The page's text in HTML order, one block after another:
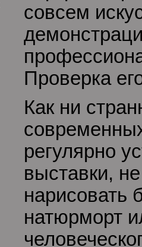
совсем
Проверка
Как ни
регулярно
выставки,
нарисовать
натюрморт